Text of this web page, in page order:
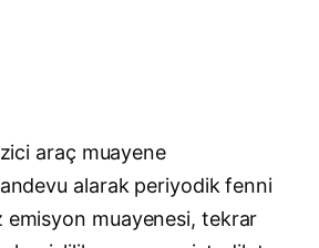
araç muayene
alarak periyodik fenni
emisyon muayenesi, tekrar